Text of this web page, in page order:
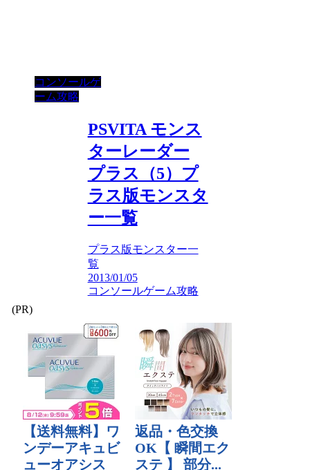
コンソールゲ
ーム攻略
PSVITA モンス
ターレーダー
プラス（5）プ
ラス版モンスタ
ー一覧
プラス版モンスター一
覧
2013/01/05
コンソールゲーム攻略
(PR)